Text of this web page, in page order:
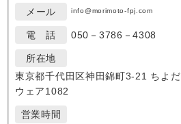
メール info@morimoto-fpj.com
電 話 050－3786－4308
所在地
東京都千代田区神田錦町3-21 ちよ
ウェア1082
営業時間